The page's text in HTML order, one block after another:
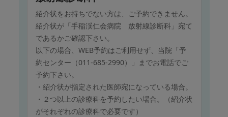
紹介状をお持ちでない方は、ご予約できません。
紹介状が「手稲渓仁会病院 放射線診断科」宛て
であるかご確認下さい。
以下の場合、WEB予約はご利用せず、当院「予
約センター（011-685-2990）」までお電話でご
予約下さい。
・紹介状が指定された医師宛になっている場合。
・２つ以上の診療科を予約したい場合。（紹介状
がそれぞれの診療科で必要です）